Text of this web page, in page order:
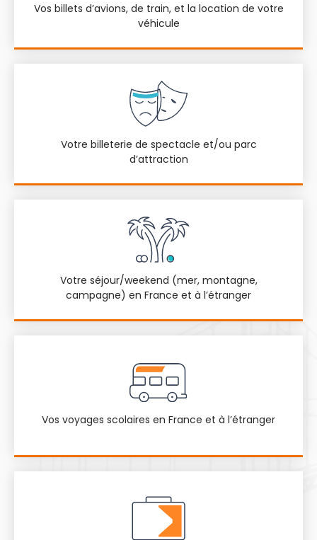
Vos billets d’avions, de train, et la location de votre
véhicule
Votre billeterie de spectacle et/ou parc
d’attraction
Votre séjour/weekend (mer, montagne,
campagne) en France et à l’étranger
Vos voyages scolaires en France et à l’étranger